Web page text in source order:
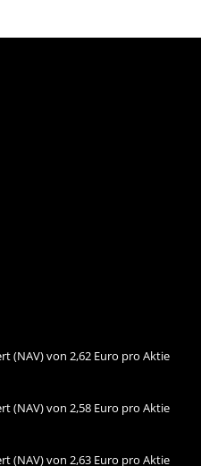
(NAV) von 2,62 Euro pro Aktie
(NAV) von 2,58 Euro pro Aktie
(NAV) von 2,63 Euro pro Aktie